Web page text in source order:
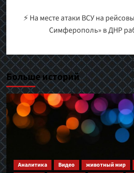
⚡️ На месте атаки ВСУ на
Симферополь» в ДНР
Больше историй
Аналитика Видео животный мир